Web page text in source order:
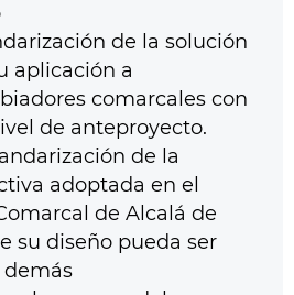
de la solución
aplicación a
comarcales con
de anteproyecto.
de la
adoptada en el
de Alcalá de
su diseño pueda ser